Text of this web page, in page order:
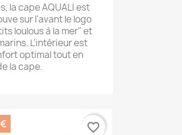
la cape AQUALI est
sur l'avant le logo
loulous à la mer" et
L'intérieur est
optimal tout en
la cape.
favorite_border